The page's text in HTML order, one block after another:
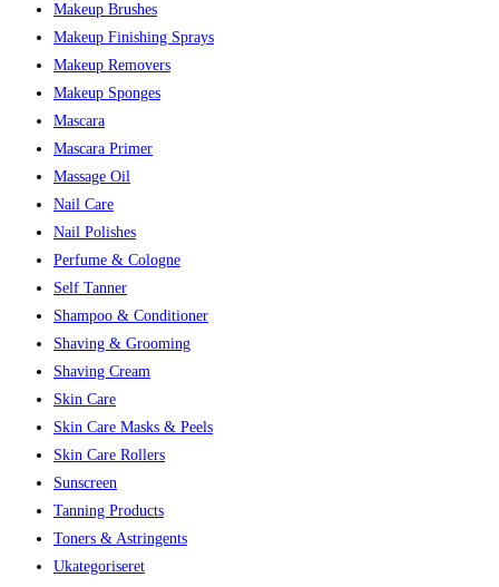
Makeup Brushes
Makeup Finishing Sprays
Makeup Removers
Makeup Sponges
Mascara
Mascara Primer
Massage Oil
Nail Care
Nail Polishes
Perfume & Cologne
Self Tanner
Shampoo & Conditioner
Shaving & Grooming
Shaving Cream
Skin Care
Skin Care Masks & Peels
Skin Care Rollers
Sunscreen
Tanning Products
Toners & Astringents
Ukategoriseret